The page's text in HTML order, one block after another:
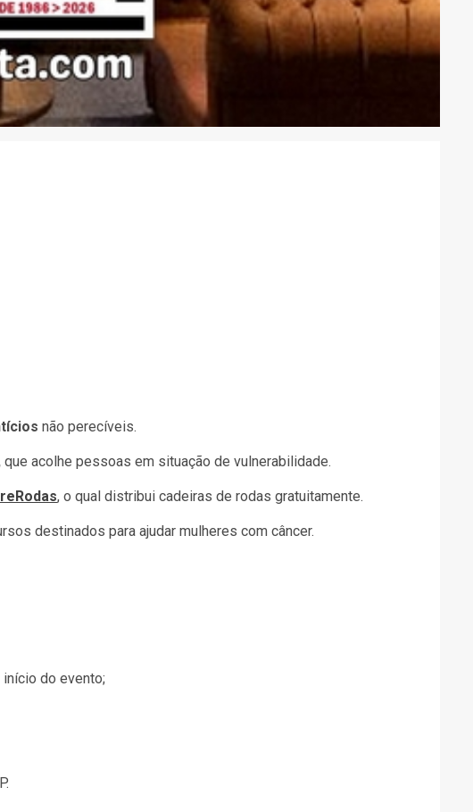
não perecíveis.
que acolhe pessoas em situação de vulnerabilidade.
, o qual distribui cadeiras de rodas gratuitamente.
destinados para ajudar mulheres com câncer.
do evento;